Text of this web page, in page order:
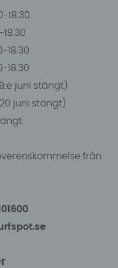
18.30
18.30
18.30
18.30
juni stängt)
juni stängt)
från